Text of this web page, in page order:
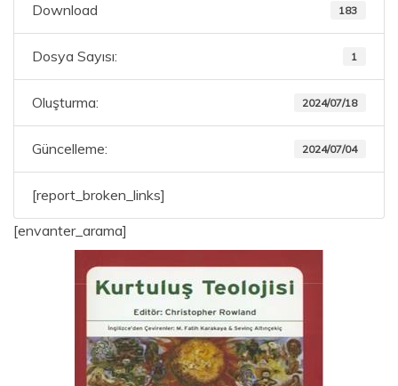
Download 183
Dosya Sayısı: 1
Oluşturma: 2024/07/18
Güncelleme: 2024/07/04
[report_broken_links]
[envanter_arama]